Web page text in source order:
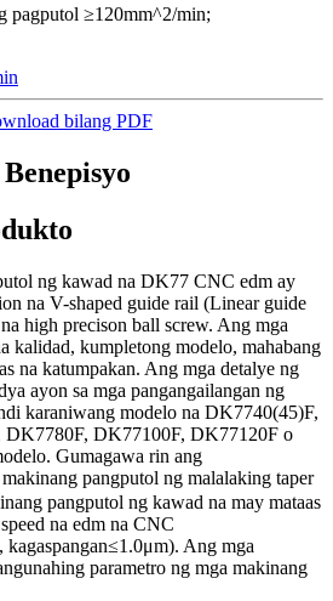
pagputol ≥120mm^2/min;
bilang PDF
ng kawad na DK77 CNC edm ay
na V-shaped guide rail (Linear guide
high precison ball screw. Ang mga
kalidad, kumpletong modelo, mahabang
na katumpakan. Ang mga detalye ng
ayon sa mga pangangailangan ng
karaniwang modelo na DK7740(45)F,
DK77100F, DK77120F o
Gumagawa rin ang
pangputol ng malalaking taper
pangputol ng kawad na may mataas
na edm na CNC
Ang mga
parametro ng mga makinang